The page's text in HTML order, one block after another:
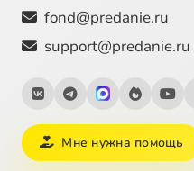
fond@predanie.ru
support@predanie.ru
Мне нужна помощь